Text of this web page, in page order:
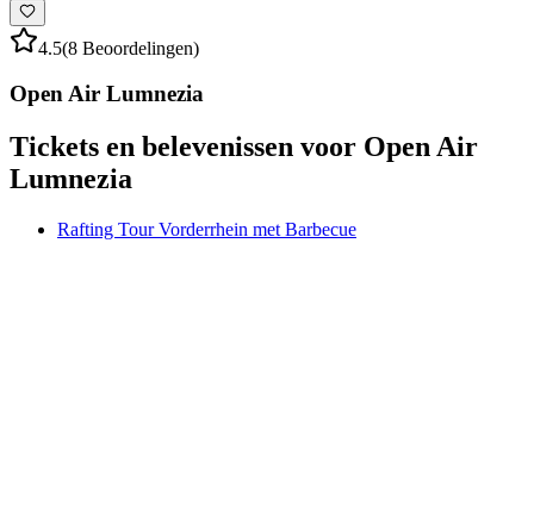
4.5(8 Beoordelingen)
Open Air Lumnezia
Tickets en belevenissen voor Open Air
Lumnezia
Rafting Tour Vorderrhein met Barbecue